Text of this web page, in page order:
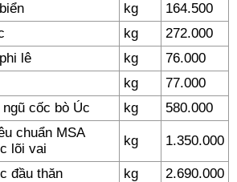
kg
164.500
kg
272.000
lê kg
76.000
kg
77.000
cốc bò Úc kg 580.000
chuẩn MSA
lõi vai
kg 1.350.000
đầu thăn kg 2.690.000